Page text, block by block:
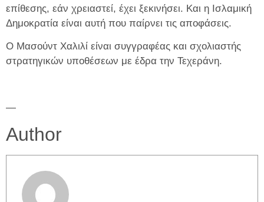
επίθεσης, εάν χρειαστεί, έχει ξεκινήσει. Και η Ισλαμική
Δημοκρατία είναι αυτή που παίρνει τις αποφάσεις.
Ο Μασούντ Χαλιλί είναι συγγραφέας και σχολιαστής
στρατηγικών υποθέσεων με έδρα την Τεχεράνη.
—
Author